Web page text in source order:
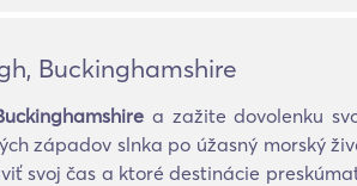
Buckinghamshire
a zažite dovolenku
západov slnka po úžasný morský
svoj čas a ktoré destinácie